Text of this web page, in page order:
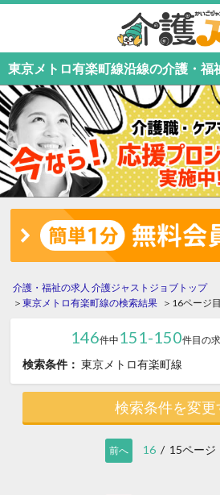
介護・福祉の求人 介護ジャストジョブトップ
東京メトロ有楽町線の検索結果
16ページ目
146件中 151-150件目の
検索条件： 東京メトロ有楽町線
検索条件を変更
前へ 16 / 15ページ